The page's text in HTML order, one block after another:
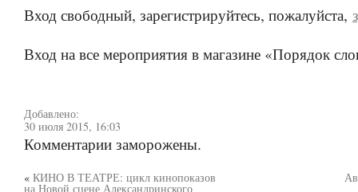
Вход свободный, зарегистрируйтесь, пожалуйста,
Вход на все мероприятия в магазине «Порядок
Добавлено:
30 июля 2015, 16:03
Комментарии заморожены.
« КИНО В ТЕАТРЕ: цикл кинопоказов
на Новой сцене Александринского